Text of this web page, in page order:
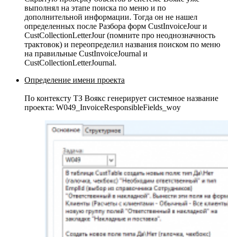
выполнял на этапе поиска по меню и по
дополнительной информации. Тогда он не нашел
определенных после Разбора форм CustInvoiceJour и
CustCollectionLetterJour (помните про неоднозначность
трактовок) и переопределил названия поиском по меню
на правильные CustInvoiceJournal и
CustCollectionLetterJournal.
Определение имени проекта
По контексту ТЗ Воякс генерирует системное название
проекта: W049_InvoiceResponsibleFields_woy